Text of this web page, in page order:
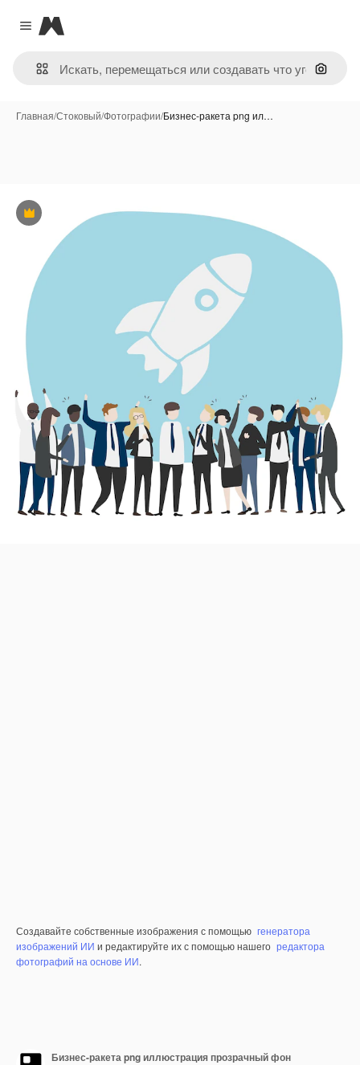
Close menu
Magnific
Поиск
Главная/Стоковый/Фотографии/Бизнес-ракета png ил…
Премиум
Создавайте собственные изображения с помощью генератора
изображений ИИ и редактируйте их с помощью нашего редактора
фотографий на основе ИИ.
Бизнес-ракета png иллюстрация прозрачный фон